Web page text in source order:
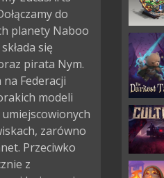
do
planety Naboo
się
pirata Nym.
Federacji
modeli
zarówno
Przeciwko
z